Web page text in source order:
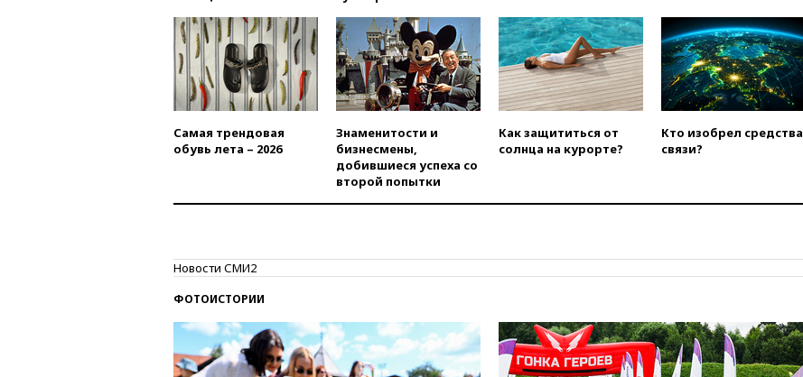
вчера, 22:50Российский
режиссер Кирилл Соколов
снимет триллер для Netflix
вчера, 22:20 Турция призвала
к мораторию на удары по
море
введет экзамен для
претендентов на получение
вчера, 20:12Минобороны
Болгарии: упавший в стране
беспилотник, скорее всего,
был украинским
Самая трендовая
обувь лета – 2026
Знаменитости и
бизнесмены,
добившиеся успеха со
второй попытки
Как защититься от
солнца на курорте?
Кто изобрел средства
связи?
Новости СМИ2
ФОТОИСТОРИИ